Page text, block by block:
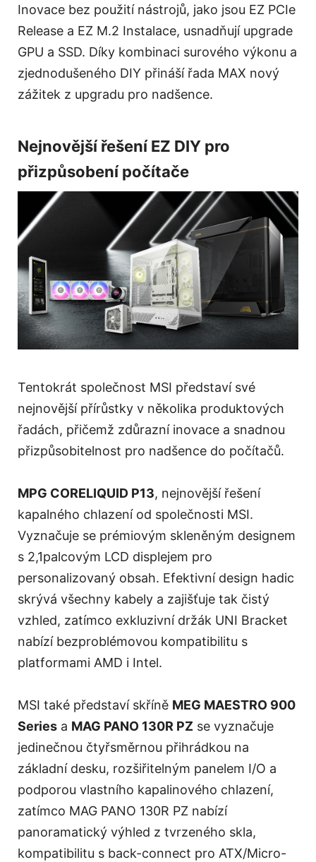
Inovace bez použití nástrojů, jako jsou EZ PCIe
Release a EZ M.2 Instalace, usnadňují upgrade
GPU a SSD. Díky kombinaci surového výkonu a
zjednodušeného DIY přináší řada MAX nový
zážitek z upgradu pro nadšence.
Nejnovější řešení EZ DIY pro
přizpůsobení počítače
Tentokrát společnost MSI představí své
nejnovější přírůstky v několika produktových
řadách, přičemž zdůrazní inovace a snadnou
přizpůsobitelnost pro nadšence do počítačů.
MPG CORELIQUID P13, nejnovější řešení
kapalného chlazení od společnosti MSI.
Vyznačuje se prémiovým skleněným designem
s 2,1palcovým LCD displejem pro
personalizovaný obsah. Efektivní design hadic
skrývá všechny kabely a zajišťuje tak čistý
vzhled, zatímco exkluzivní držák UNI Bracket
nabízí bezproblémovou kompatibilitu s
platformami AMD i Intel.
MSI také představí skříně MEG MAESTRO 900
Series a MAG PANO 130R PZ se vyznačuje
jedinečnou čtyřsměrnou přihrádkou na
základní desku, rozšiřitelným panelem I/O a
podporou vlastního kapalinového chlazení,
zatímco MAG PANO 130R PZ nabízí
panoramatický výhled z tvrzeného skla,
kompatibilitu s back-connect pro ATX/Micro-